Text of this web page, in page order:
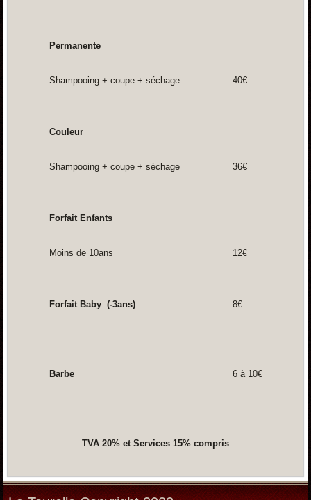
Permanente
Shampooing + coupe + séchage 40€
Couleur
Shampooing + coupe + séchage 36€
Forfait Enfants
Moins de 10ans 12€
Forfait Baby (-3ans) 8€
Barbe 6 à 10€
TVA 20% et Services 15% compris